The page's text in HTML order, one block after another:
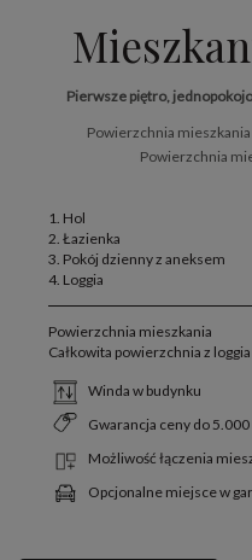
Pierwsze piętro,
Powierzchnia
Powierzchnia
1. Hol
2. Łazienka
3. Pokój dzienny z aneksem
4. Loggia
Powierzchnia mieszkania
Całkowita powierzchnia z loggia
Winda w budynku
Gwarancja ceny do 5.000
Możliwość łączenia
Opcjonalne miejsce w